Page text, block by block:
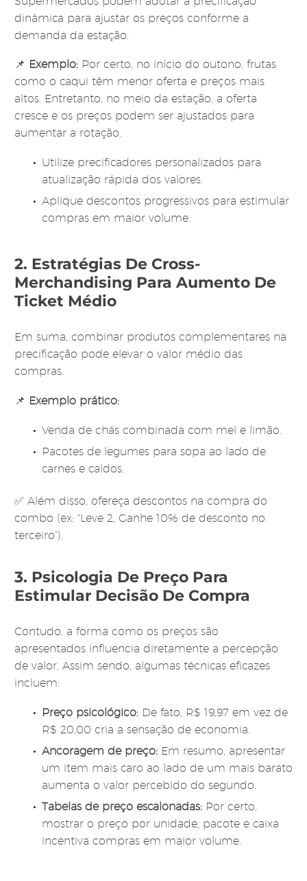
dinâmica para ajustar os preços conforme a
demanda da estação.
📌 Exemplo: Por certo, no início do outono, frutas
como o caqui têm menor oferta e preços mais
altos. Entretanto, no meio da estação, a oferta
cresce e os preços podem ser ajustados para
aumentar a rotação.
Utilize precificadores personalizados para
atualização rápida dos valores.
Aplique descontos progressivos para estimular
compras em maior volume.
2. Estratégias De Cross-
Merchandising Para Aumento De
Ticket Médio
Em suma, combinar produtos complementares na
precificação pode elevar o valor médio das
compras.
📌 Exemplo prático:
Venda de chás combinada com mel e limão.
Pacotes de legumes para sopa ao lado de
carnes e caldos.
✅ Além disso, ofereça descontos na compra do
combo (ex: “Leve 2, Ganhe 10% de desconto no
terceiro”).
3. Psicologia De Preço Para
Estimular Decisão De Compra
Contudo, a forma como os preços são
apresentados influencia diretamente a percepção
de valor. Assim sendo, algumas técnicas eficazes
incluem:
Preço psicológico: De fato, R$ 19,97 em vez de
R$ 20,00 cria a sensação de economia.
Ancoragem de preço: Em resumo, apresentar
um item mais caro ao lado de um mais barato
aumenta o valor percebido do segundo.
Tabelas de preço escalonadas: Por certo,
mostrar o preço por unidade, pacote e caixa
incentiva compras em maior volume.